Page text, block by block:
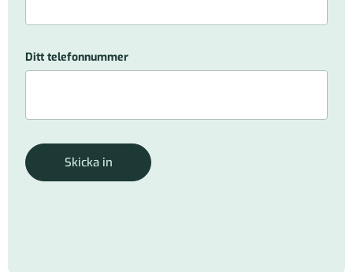
Ditt telefonnummer
Skicka in